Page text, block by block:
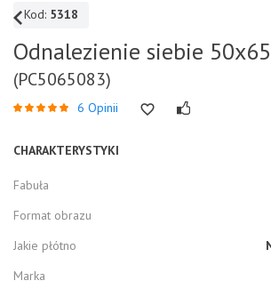
Kod: 5318
Odnalezienie siebie
(PC5065083)
6 Opinii
CHARAKTERYSTYKI
Fabuła
Format obrazu
Jakie płótno
Marka